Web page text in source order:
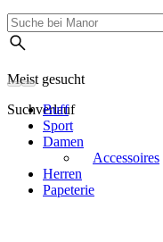
Meist gesucht
Suchverlauf
Buff
Sport
Damen
Accessoires
Herren
Papeterie